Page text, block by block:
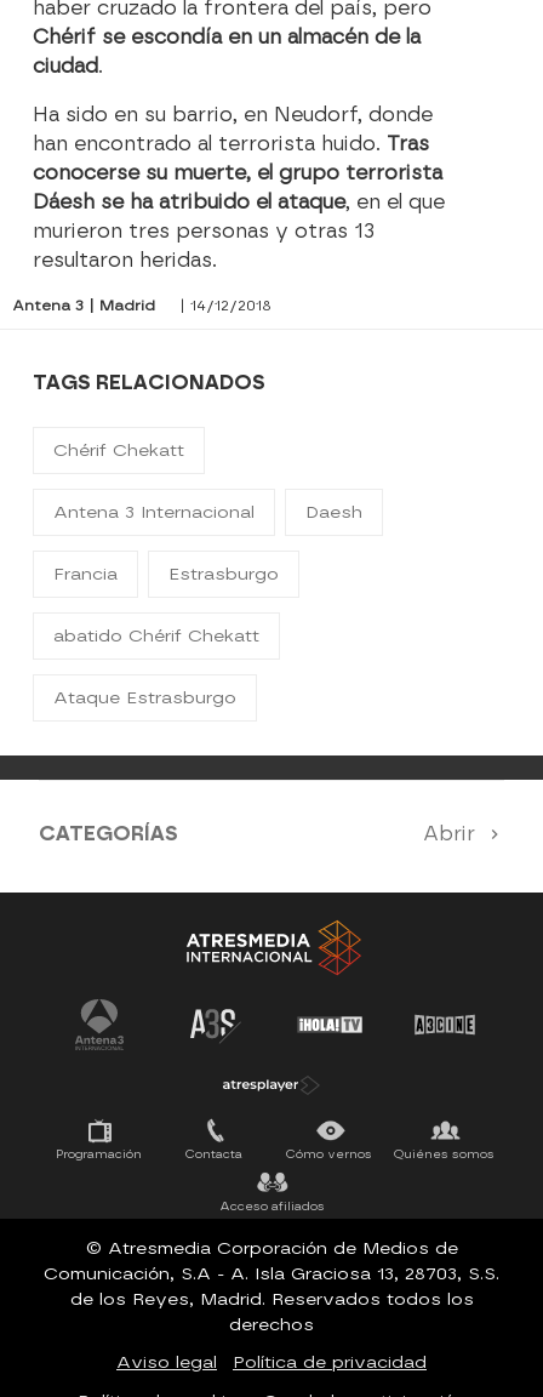
haber cruzado la frontera del país, pero
Chérif se escondía en un almacén de la
ciudad.
Ha sido en su barrio, en Neudorf, donde
han encontrado al terrorista huido. Tras
conocerse su muerte, el grupo terrorista
Dáesh se ha atribuido el ataque, en el que
murieron tres personas y otras 13
resultaron heridas.
Antena 3 | Madrid | 14/12/2018
TAGS RELACIONADOS
Chérif Chekatt
Antena 3 Internacional Daesh
Francia Estrasburgo
abatido Chérif Chekatt
Ataque Estrasburgo
CATEGORÍAS Abrir
Antena 3 Noticias El Hormiguero
Tu cara me suena Pasapalabra
Programación Contacta Cómo vernos Quiénes somos
Acceso afiliados
© Atresmedia Corporación de Medios de
Comunicación, S.A - A. Isla Graciosa 13, 28703, S.S.
de los Reyes, Madrid. Reservados todos los
derechos
Aviso legal
Política de privacidad